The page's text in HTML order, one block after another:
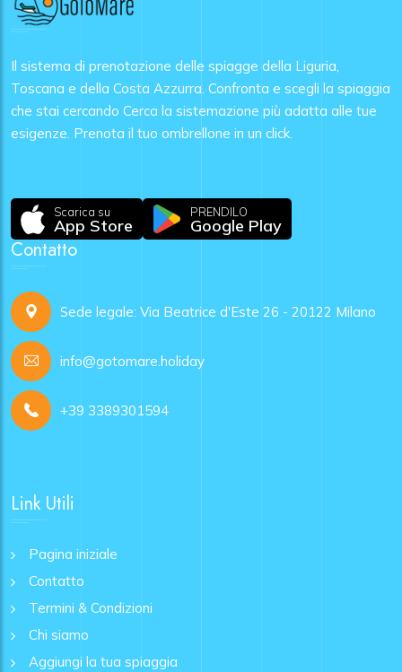
Il sistema di prenotazione delle spiagge della Liguria,
Toscana e della Costa Azzurra. Confronta e scegli la spiaggia
che stai cercando Cerca la sistemazione più adatta alle tue
esigenze. Prenota il tuo ombrellone in un click.
Scarica su
App Store
PRENDILO
Google Play
Contatto
Sede legale: Via Beatrice d'Este 26 - 20122 Milano
info@gotomare.holiday
+39 3389301594
Link Utili
Pagina iniziale
Contatto
Termini & Condizioni
Chi siamo
Aggiungi la tua spiaggia